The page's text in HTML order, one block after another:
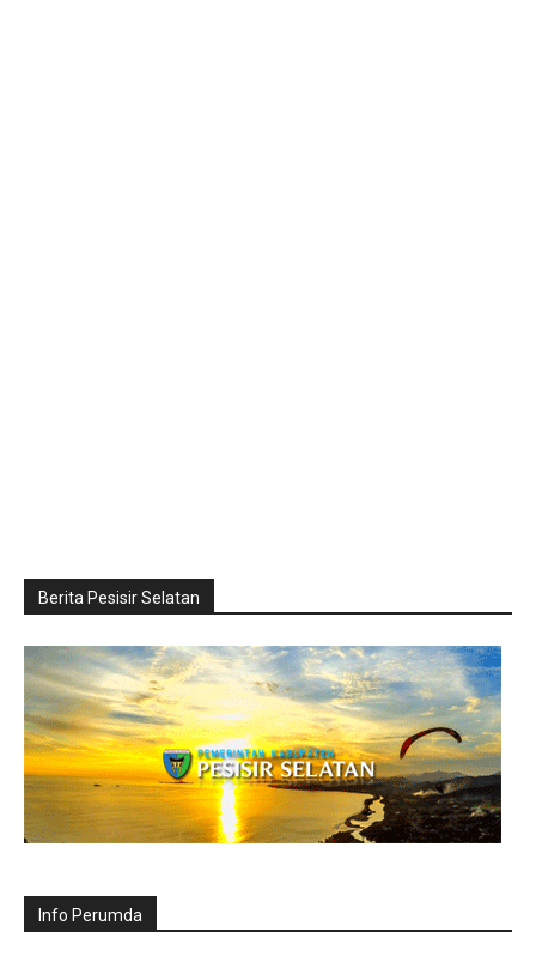
Berita Pesisir Selatan
Info Perumda